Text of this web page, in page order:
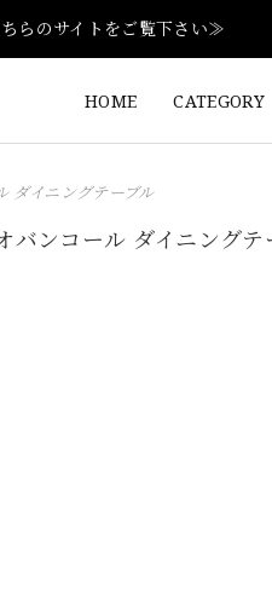
らのサイトをご覧下さい≫
HOME CATEGORY
ダイニングテーブル
バンコール ダイニングテ